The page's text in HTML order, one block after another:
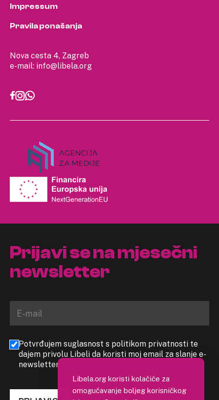
Nova cesta 4, Zagreb
e-mail: info@libela.org
Impressum
Pravila ponašanja
Prijavi se na mjesečni
newsletter
Potvrđujem suglasnost s politikom privatnosti te
dajem privolu Libeli da koristi moj email za slanje e-
newslettera
Libela.org koristi kolačiće za
omogućavanje boljeg korisničkog